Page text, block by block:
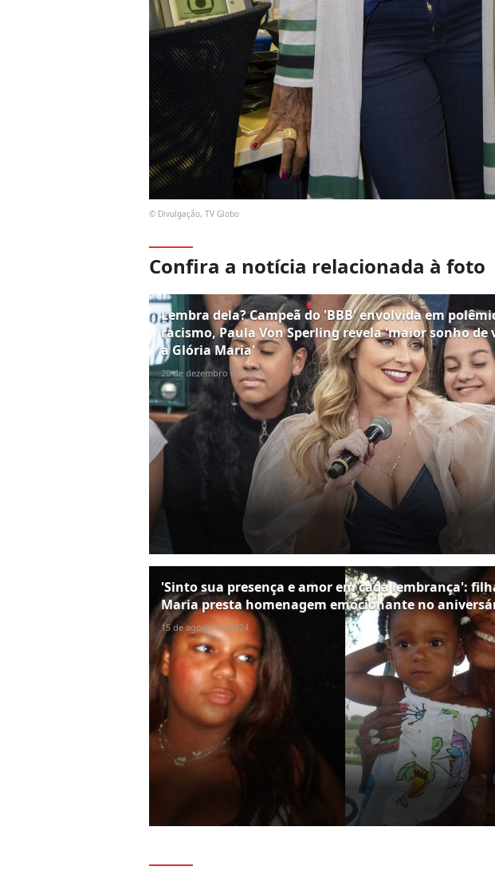
© Divulgação, TV Globo
Confira a notícia relacionada à foto
Lembra dela? Campeã do 'BBB' envolvida em
racismo, Paula Von Sperling revela 'maior sonho de
a Glória Maria'
20 de dezembro de 2024
'Sinto sua presença e amor em cada lembrança':
Maria presta homenagem emocionante no
15 de agosto de 2024